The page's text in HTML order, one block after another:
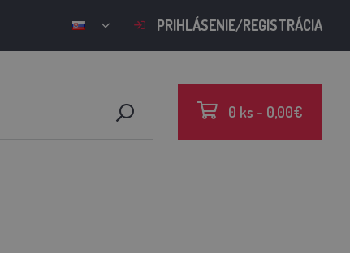
PRIHLÁSENIE/REGISTRÁCIA
0 ks - 0,00€